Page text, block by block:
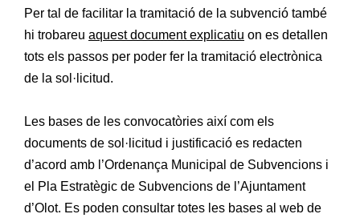
Per tal de facilitar la tramitació de la subvenció també
hi trobareu aquest document explicatiu on es detallen
tots els passos per poder fer la tramitació electrònica
de la sol·licitud.
Les bases de les convocatòries així com els
documents de sol·licitud i justificació es redacten
d’acord amb l’Ordenança Municipal de Subvencions i
el Pla Estratègic de Subvencions de l’Ajuntament
d’Olot. Es poden consultar totes les bases al web de